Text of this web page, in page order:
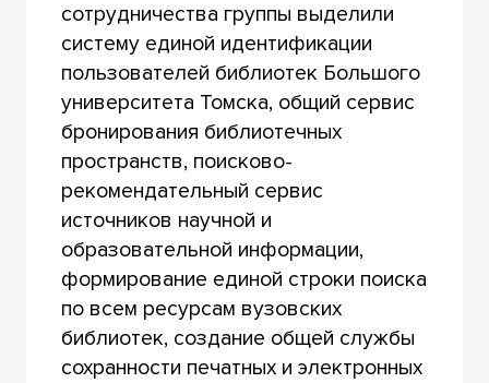
сотрудничества группы выделили
систему единой идентификации
пользователей библиотек Большого
университета Томска, общий сервис
бронирования библиотечных
пространств, поисково-
рекомендательный сервис
источников научной и
образовательной информации,
формирование единой строки поиска
по всем ресурсам вузовских
библиотек, создание общей службы
сохранности печатных и электронных